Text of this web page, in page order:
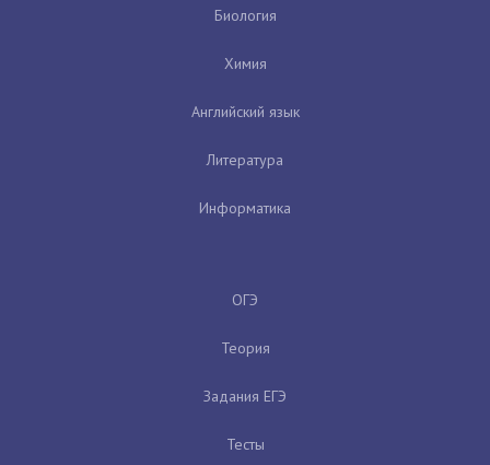
Биология
Химия
Английский язык
Литература
Информатика
ОГЭ
Теория
Задания ЕГЭ
Тесты